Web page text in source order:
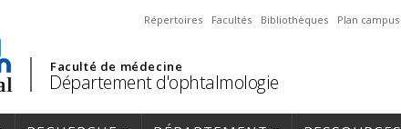
Répertoires Facultés Bibliothèques Plan campus
Faculté de médecine
Département d'ophtalmologie